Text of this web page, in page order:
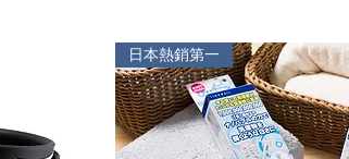
日本熱銷第一